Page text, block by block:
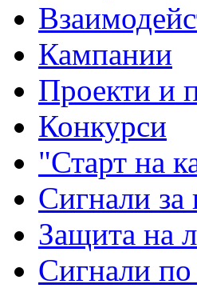
Кампании
Проекти и
Конкурси
"Старт на
Сигнали за
Защита на
Сигнали